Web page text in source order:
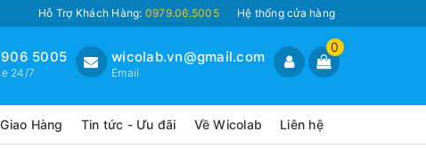
Hỗ Trợ Khách Hàng: 0979.06.5005 Hệ thống cửa hàng
0
wicolab.vn@gmail.com
Email
5005
24/7
Hàng Tin tức - Ưu đãi Về Wicolab Liên hệ